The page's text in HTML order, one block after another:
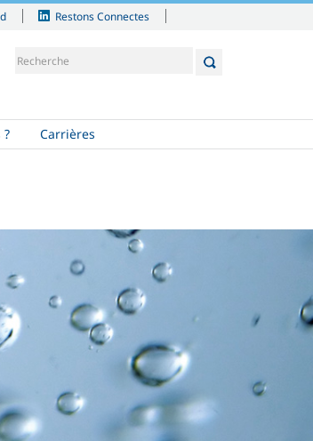
Restons Connectes
Carrières